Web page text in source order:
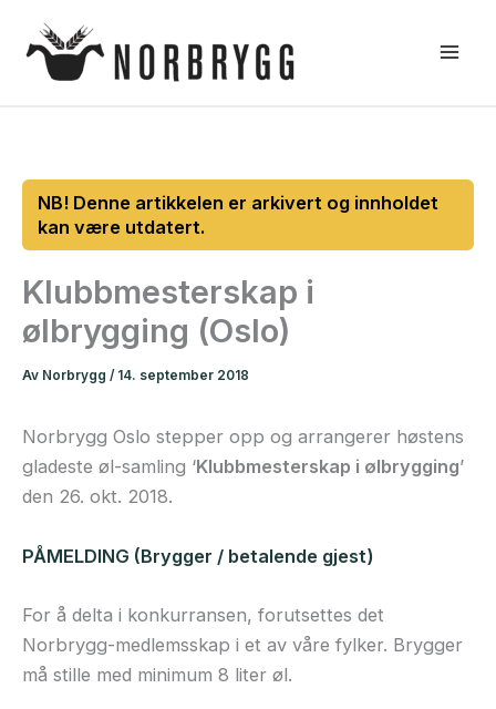
rett
Klubbmesterskap i
ølbrygging (Oslo)
Av Norbrygg / 14. september 2018
Norbrygg Oslo stepper opp og arrangerer høstens
gladeste øl-samling ‘Klubbmesterskap i ølbrygging’
den 26. okt. 2018.
PÅMELDING (Brygger / betalende gjest)
For å delta i konkurransen, forutsettes det
Norbrygg-medlemsskap i et av våre fylker. Brygger
må stille med minimum 8 liter øl.